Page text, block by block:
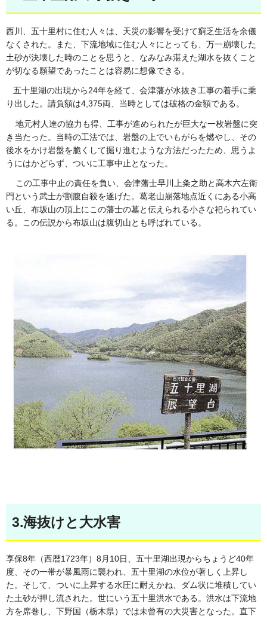
西川、五十里村に住む人々は、天災の影響を受けて窮乏生活を余儀
なくされた。また、下流地域に住む人々にとっても、万一崩壊した
土砂が決壊した時のことを思うと、なみなみ湛えた湖水を抜くこと
が切なる願望であったことは容易に想像できる。
五十里湖の出現から24年を経て、会津藩が水抜き工事の着手に乗
り出した。請負額は4,375両、当時としては破格の金額である。
地元村人達の協力も得、工事が進められたが巨大な一枚岩盤に突
き当たった。当時の工法では、岩盤の上でいもがらを燃やし、その
後水をかけ岩盤を脆くして掘り進むような方法だったため、思うよ
うにはかどらず、ついに工事中止となった。
この工事中止の責任を負い、会津藩士早川上粂之助と高木六左衛
門という武士が割腹自殺を遂げた。葛老山崩落地点近くにある小高
い丘、布坂山の頂上にこの藩士の墓と伝えられる小さな祀られてい
る。この伝説から布坂山は腹切山とも呼ばれている。
3.海抜けと大水害
享保8年（西暦1723年）8月10日、五十里湖出現からちょうど40年
度、その一帯が暴風雨に襲われ、五十里湖の水位が著しく上昇し
た。そして、ついに上昇する水圧に耐えかね、ダム状に堆積してい
た土砂が押し流された。世にいう五十里洪水である。洪水は下流地
方を席巻し、下野国（栃木県）では未曾有の大災害となった。直下